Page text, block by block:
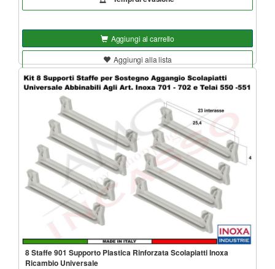
Aggiungi al carrello
Aggiungi alla lista
8 Staffe 901 Supporto Plastica Rinforzata Scolapiatti Inoxa
Ricambio Universale